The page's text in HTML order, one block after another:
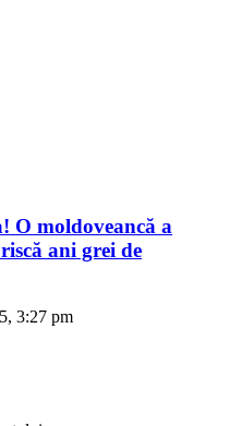
O moldoveancă a
ani grei de
3:27 pm